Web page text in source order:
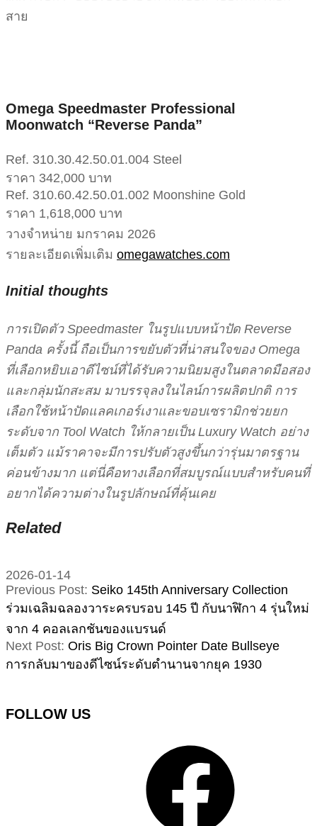
สาย
Omega Speedmaster Professional
Moonwatch “Reverse Panda”
Ref. 310.30.42.50.01.004 Steel
ราคา 342,000 บาท
Ref. 310.60.42.50.01.002 Moonshine Gold
ราคา 1,618,000 บาท
วางจำหน่าย มกราคม 2026
รายละเอียดเพิ่มเติม omegawatches.com
Initial thoughts
การเปิดตัว Speedmaster ในรูปแบบหน้าปัด Reverse
Panda ครั้งนี้ ถือเป็นการขยับตัวที่น่าสนใจของ Omega
ที่เลือกหยิบเอาดีไซน์ที่ได้รับความนิยมสูงในตลาดมือสอง
และกลุ่มนักสะสม มาบรรจุลงในไลน์การผลิตปกติ การ
เลือกใช้หน้าปัดแลคเกอร์เงาและขอบเซรามิกช่วยยก
ระดับจาก Tool Watch ให้กลายเป็น Luxury Watch อย่าง
เต็มตัว แม้ราคาจะมีการปรับตัวสูงขึ้นกว่ารุ่นมาตรฐาน
ค่อนข้างมาก แต่นี่คือทางเลือกที่สมบูรณ์แบบสำหรับคนที่
อยากได้ความต่างในรูปลักษณ์ที่คุ้นเคย
Related
2026-01-14
Previous Post: Seiko 145th Anniversary Collection
ร่วมเฉลิมฉลองวาระครบรอบ 145 ปี กับนาฬิกา 4 รุ่นใหม่
จาก 4 คอลเลกชันของแบรนด์
Next Post: Oris Big Crown Pointer Date Bullseye
การกลับมาของดีไซน์ระดับตำนานจากยุค 1930
FOLLOW US